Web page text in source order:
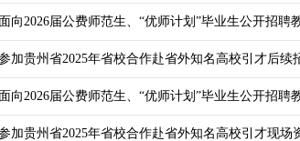
向2026届公费师范生、“优师计划”毕业生公开招
加贵州省2025年省校合作赴省外知名高校引才后续
向2026届公费师范生、“优师计划”毕业生公开招聘
加贵州省2025年省校合作赴省外知名高校引才现场